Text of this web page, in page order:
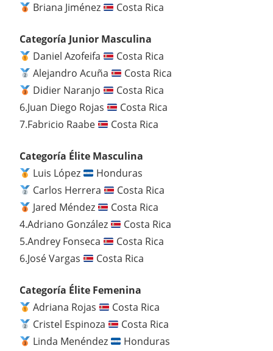
Briana Jiménez
Costa Rica
Categoría Junior Masculina
Daniel Azofeifa
Costa Rica
Alejandro Acuña
Costa Rica
Didier Naranjo
Costa Rica
6.Juan Diego Rojas
Costa Rica
7.Fabricio Raabe
Costa Rica
Categoría Élite Masculina
Luis López
Honduras
Carlos Herrera
Costa Rica
Jared Méndez
Costa Rica
4.Adriano González
Costa Rica
5.Andrey Fonseca
Costa Rica
6.José Vargas
Costa Rica
Categoría Élite Femenina
Adriana Rojas
Costa Rica
Cristel Espinoza
Costa Rica
Linda Menéndez
Honduras